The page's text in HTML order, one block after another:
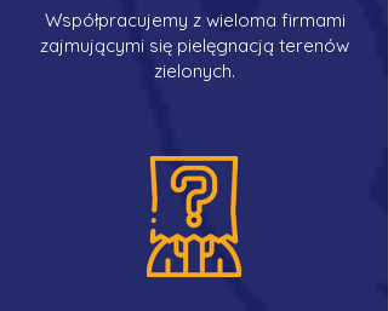
Współpracujemy z wieloma firmami
zajmującymi się pielęgnacją terenów
zielonych.